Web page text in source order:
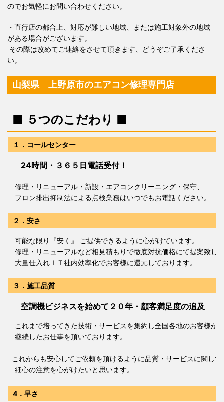
のでお気軽にお問い合わせください。
・直行店の都合上、対応が難しい地域、または施工対象外の地域
がある場合がございます。
その際は改めてご連絡をさせて頂きます、どうぞご了承くださ
い。
山梨県 上野原市のエアコン修理専門店
■ ５つのこだわり ■
１．コールセンター
24時間・３６５日電話受付！
修理・リニューアル・新設・エアコンクリーニング・保守、
フロン排出抑制法による点検業務はいつでもお電話ください。
２．安さ
可能な限り『安く』 ご提供できるように心がけています。
修理・リニューアルなど相見積もりで徹底対抗価格にて提案致し
大量仕入れＩＴ社内効率化でお客様に還元しております。
３．施工品質
空調機ビジネスを始めて２０年・顧客満足度の追及
これまで培ってきた技術・サービスを集約し全国各地のお客様か
継続したお仕事を頂いております。
これからも安心してご依頼を頂けるように品質・サービスに関して
細心の注意を心がけたいと思います。
4．早さ